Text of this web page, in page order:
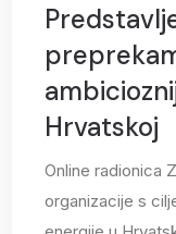
Hrvatskoj
Online radionica
organizacije s